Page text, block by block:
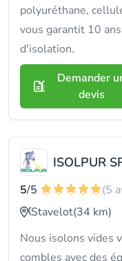
polyuréthane,
vous garantit 10
d'isolation.
Demander
devis
ISOLPUR
5/5
(5
Stavelot(34 km)
Nous isolons vides
combles avec des